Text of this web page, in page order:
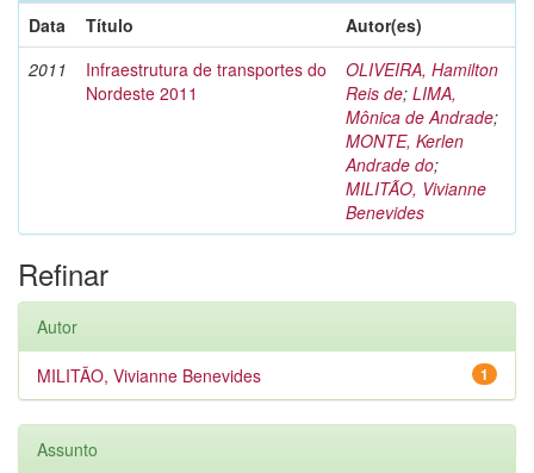
Data
Título
Autor(es)
2011
Infraestrutura de transportes do
Nordeste 2011
OLIVEIRA, Hamilton
Reis de; LIMA,
Mônica de Andrade;
MONTE, Kerlen
Andrade do;
MILITÃO, Vivianne
Benevides
Refinar
Autor
1
MILITÃO, Vivianne Benevides
Assunto